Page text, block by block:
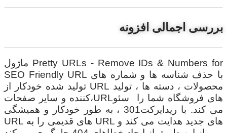
بررسی اجمالی افزونه
ماژول Pretty URLs - Remove IDs & Numbers for
SEO Friendly URL با حذف شناسه ها و شماره های
تولید شده خودکار از URL محصولات ، دسته ها ، تولید
کننده و سایر صفحات،URLهای فروشگاه شما را سئو
می کند. با ریدایرکت301 ، به طور خودکار و همیشگی
URL های قدیمی را به URL های جدید هدایت می کند و